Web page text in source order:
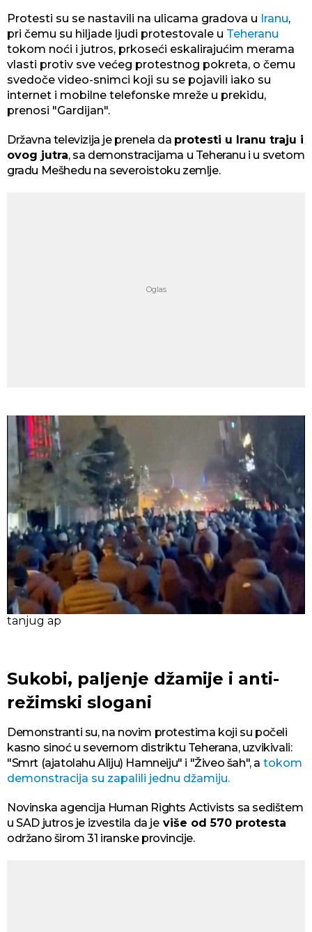
Protesti su se nastavili na ulicama gradova u Iranu,
pri čemu su hiljade ljudi protestovale u Teheranu
tokom noći i jutros, prkoseći eskalirajućim merama
vlasti protiv sve većeg protestnog pokreta, o čemu
svedoče video-snimci koji su se pojavili iako su
internet i mobilne telefonske mreže u prekidu,
prenosi "Gardijan".
Državna televizija je prenela da protesti u Iranu traju i
ovog jutra, sa demonstracijama u Teheranu i u svetom
gradu Mešhedu na severoistoku zemlje.
tanjug ap
Sukobi, paljenje džamije i anti-
režimski slogani
Demonstranti su, na novim protestima koji su počeli
kasno sinoć u severnom distriktu Teherana, uzvikivali:
"Smrt (ajatolahu Aliju) Hamneiju" i "Živeo šah", a tokom
demonstracija su zapalili jednu džamiju.
Novinska agencija Human Rights Activists sa sedištem
u SAD jutros je izvestila da jeviše od 570 protesta
održano širom 31 iranske provincije.